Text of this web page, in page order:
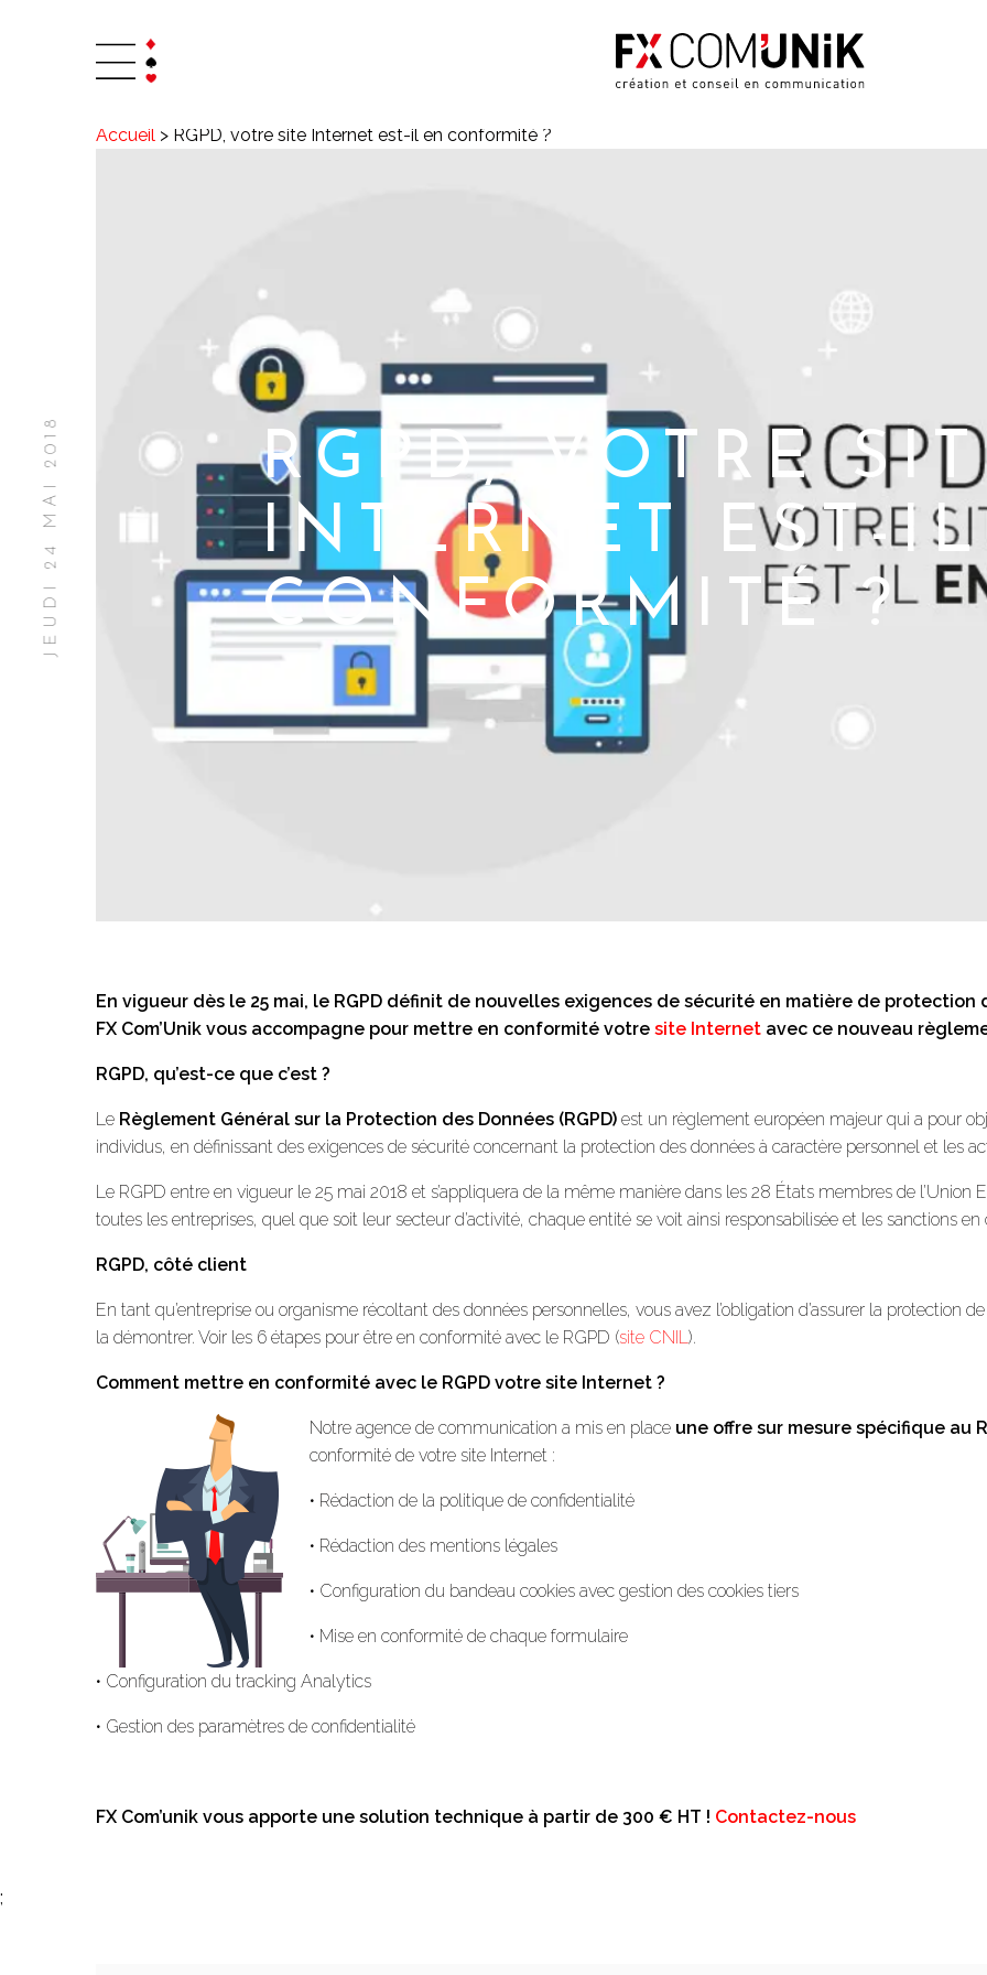
Accueil > RGPD, votre site Internet est-il en conformité ?
RGPD, VOTRE
INTERNET EST-
CONFORMITÉ ?
JEUDI 24 MAI 2018
En vigueur dès le 25 mai, le RGPD définit de nouvelles exigences de sécurité en matière de
FX Com’Unik vous accompagne pour mettre en conformité votre site Internet avec ce nouveau
RGPD, qu’est-ce que c’est ?
Le Règlement Général sur la Protection des Données (RGPD) est un règlement européen majeur qui a pour
individus, en définissant des exigences de sécurité concernant la protection des données à caractère personnel et les
Le RGPD entre en vigueur le 25 mai 2018 et s’appliquera de la même manière dans les 28 États membres de
toutes les entreprises, quel que soit leur secteur d’activité, chaque entité se voit ainsi responsabilisée et les sanctions
RGPD, côté client
En tant qu’entreprise ou organisme récoltant des données personnelles, vous avez l’obligation d’assurer la protection
la démontrer. Voir les 6 étapes pour être en conformité avec le RGPD (site CNIL).
Comment mettre en conformité avec le RGPD votre site Internet ?
Notre agence de communication a mis en place une offre sur mesure spécifique au
conformité de votre site Internet :
• Rédaction de la politique de confidentialité
• Rédaction des mentions légales
• Configuration du bandeau cookies avec gestion des cookies tiers
• Mise en conformité de chaque formulaire
• Configuration du tracking Analytics
• Gestion des paramètres de confidentialité
FX Com’unik vous apporte une solution technique à partir de 300 € HT ! Contactez-nous
;